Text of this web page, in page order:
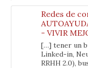
Redes de
- VIVIR
[…] tener un
Linked-in,
RRHH 2.0),